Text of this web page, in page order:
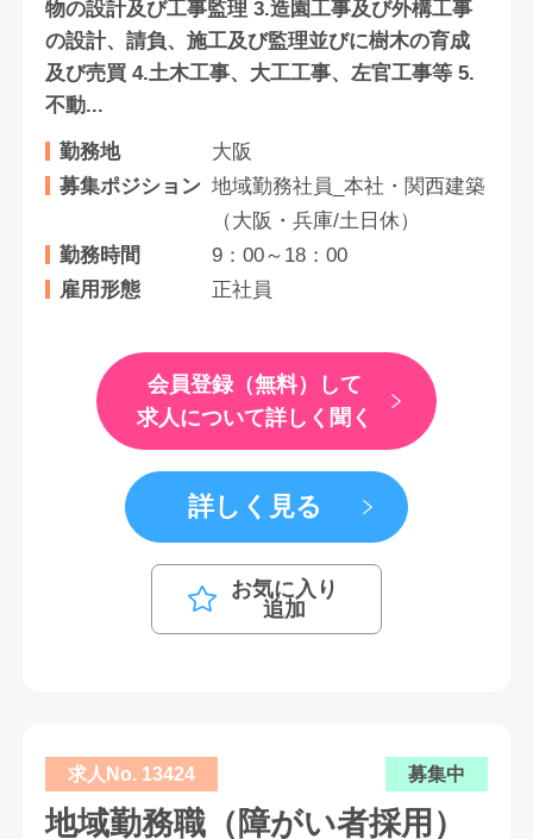
物の設計及び工事監理 3.造園工事及び外構工事
の設計、請負、施工及び監理並びに樹木の育成
及び売買 4.土木工事、大工工事、左官工事等 5.
不動...
勤務地
大阪
募集ポジション 地域勤務社員_本社・関西建築
（大阪・兵庫/土日休）
勤務時間
9：00～18：00
雇用形態
正社員
会員登録（無料）して
求人について詳しく聞く
詳しく見る
お気に入り
追加
求人No. 13424 募集中
地域勤務職（障がい者採用）